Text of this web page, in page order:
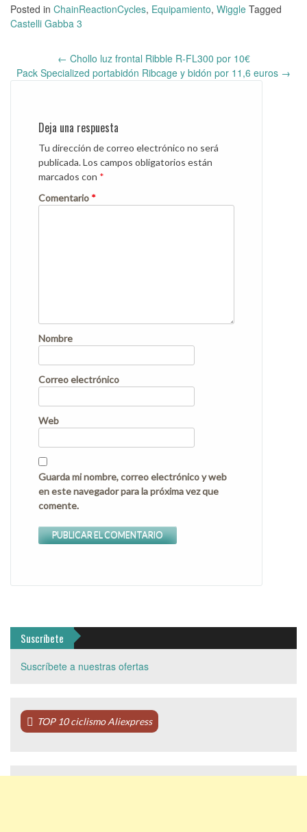
Posted in ChainReactionCycles, Equipamiento, Wiggle Tagged
Castelli Gabba 3
Post
navigation
← Chollo luz frontal Ribble R-FL300 por 10€
Pack Specialized portabidón Ribcage y bidón por 11,6 euros →
Deja una respuesta
Tu dirección de correo electrónico no será
publicada.Los campos obligatorios están
marcados con *
Comentario *
Nombre
Correo electrónico
Web
Guarda mi nombre, correo electrónico y web
en este navegador para la próxima vez que
comente.
Suscríbete
Suscríbete a nuestras ofertas
TOP 10 ciclismo Aliexpress